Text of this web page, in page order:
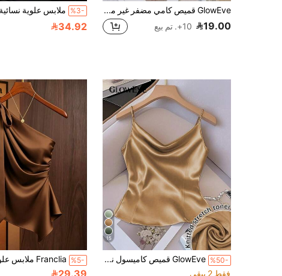
GlowEve قميص كامي مضفر غير متماثل الذيل، مشقوق، محبوك للربيع/الصيف، مطاطي، مناسب للحفلات والمواعيد والعشاء وموسم الزفاف والمهرجانات والارتداء اليومي العادي والتنقل والعطلات
19.00 10+. تم بيع
%3-
34.92
15
%50-
GlowEve قميص كاميسول نسائي مناسب للربيع والخريف والشتاء، مصنوع من قماش منسوج لامع بدون أكمام وخصر مجمع ضيق وقصير
فقط 2 بيقي
%5-
29.39